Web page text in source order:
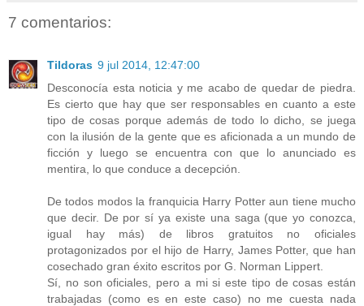
7 comentarios:
Tildoras 9 jul 2014, 12:47:00
Desconocía esta noticia y me acabo de quedar de piedra.
Es cierto que hay que ser responsables en cuanto a este
tipo de cosas porque además de todo lo dicho, se juega
con la ilusión de la gente que es aficionada a un mundo de
ficción y luego se encuentra con que lo anunciado es
mentira, lo que conduce a decepción.
De todos modos la franquicia Harry Potter aun tiene mucho
que decir. De por sí ya existe una saga (que yo conozca,
igual hay más) de libros gratuitos no oficiales
protagonizados por el hijo de Harry, James Potter, que han
cosechado gran éxito escritos por G. Norman Lippert.
Sí, no son oficiales, pero a mi si este tipo de cosas están
trabajadas (como es en este caso) no me cuesta nada